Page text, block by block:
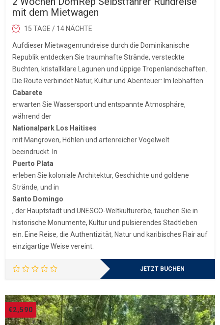
mit dem Mietwagen
15 TAGE / 14 NÄCHTE
Aufdieser Mietwagenrundreise durch die Dominikanische
Republik entdecken Sie traumhafte Strände, versteckte
Buchten, kristallklare Lagunen und üppige Tropenlandschaften.
Die Route verbindet Natur, Kultur und Abenteuer: Im lebhaften
Cabarete
erwarten Sie Wassersport und entspannte Atmosphäre,
während der
Nationalpark Los Haitises
mit Mangroven, Höhlen und artenreicher Vogelwelt
beeindruckt. In
Puerto Plata
erleben Sie koloniale Architektur, Geschichte und goldene
Strände, und in
Santo Domingo
, der Hauptstadt und UNESCO-Weltkulturerbe, tauchen Sie in
historische Monumente, Kultur und pulsierendes Stadtleben
ein. Eine Reise, die Authentizität, Natur und karibisches Flair auf
einzigartige Weise vereint.
JETZT BUCHEN
€2,590